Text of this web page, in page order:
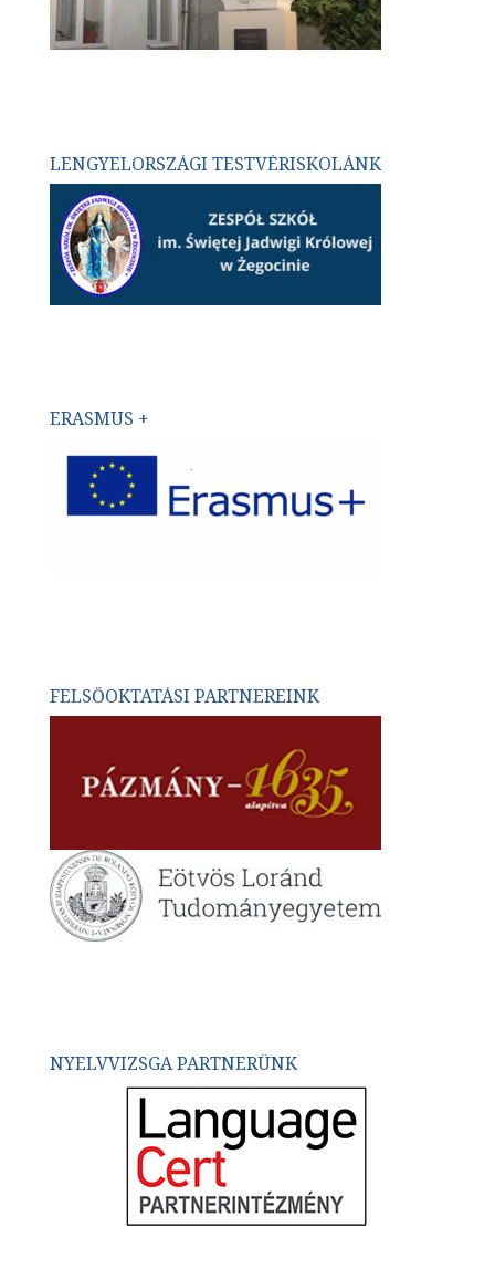
LENGYELORSZÁGI TESTVÉRISKOLÁNK
ERASMUS +
FELSŐOKTATÁSI PARTNEREINK
NYELVVIZSGA PARTNERÜNK